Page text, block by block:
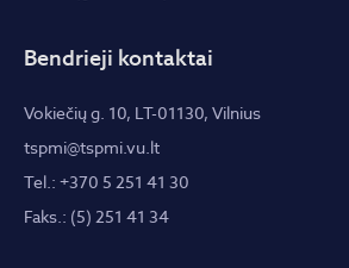
Bendrieji kontaktai
Vokiečių g. 10, LT-01130, Vilnius
tspmi@tspmi.vu.lt
Tel.: +370 5 251 41 30
Faks.: (5) 251 41 34